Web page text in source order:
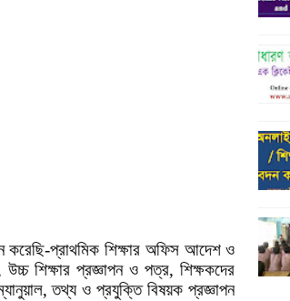
প্রাথমিক শিক্ষার অফিস আদেশ ও
শিক্ষার প্রজ্ঞাপন ও পত্র, শিক্ষকদের
তথ্য ও প্রযুক্তি বিষয়ক প্রজ্ঞাপন